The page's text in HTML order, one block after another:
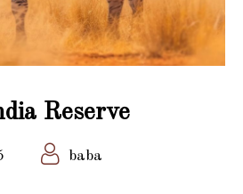
Reserve
baba